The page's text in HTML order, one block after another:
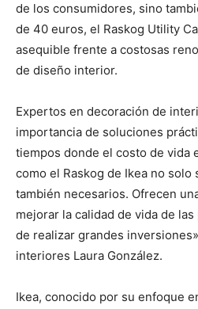
de los consumidores, sino
de 40 euros, el Raskog Utility
asequible frente a costosas
de diseño interior.
Expertos en decoración de
importancia de soluciones
tiempos donde el costo de vida
como el Raskog de Ikea no
también necesarios. Ofrecen
mejorar la calidad de vida de
de realizar grandes
interiores Laura González.
Ikea, conocido por su enfoque